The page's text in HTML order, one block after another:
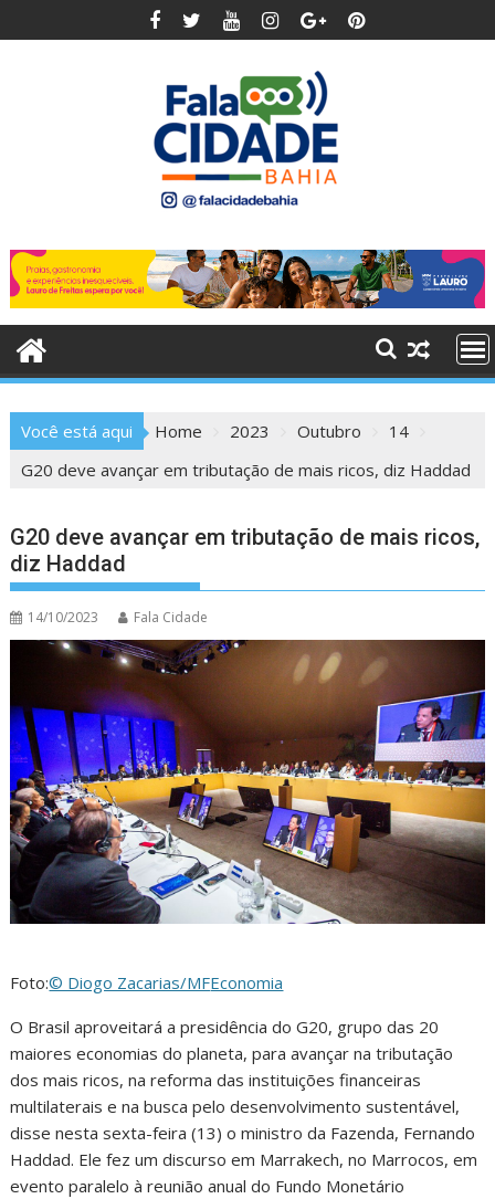
to
Você está aqui Home 2023 Outubro
14
G20 deve avançar em tributação de mais ricos, diz Haddad
G20 deve avançar em tributação de mais ricos,
diz Haddad
14/10/2023 Fala Cidade
Foto:© Diogo Zacarias/MFEconomia
O Brasil aproveitará a presidência do G20, grupo das 20
maiores economias do planeta, para avançar na tributação
dos mais ricos, na reforma das instituições financeiras
multilaterais e na busca pelo desenvolvimento sustentável,
disse nesta sexta-feira (13) o ministro da Fazenda, Fernando
Haddad. Ele fez um discurso em Marrakech, no Marrocos, em
evento paralelo à reunião anual do Fundo Monetário